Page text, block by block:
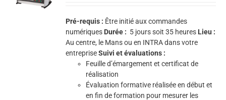
Pré-requis : Être initié aux commandes
numériques Durée : 5 jours soit 35 heures Lieu :
Au centre, le Mans ou en INTRA dans votre
entrepriseSuivi et évaluations :
Feuille d’émargement et certificat de
réalisation
Évaluation formative réalisée en début et
en fin de formation pour mesurer les